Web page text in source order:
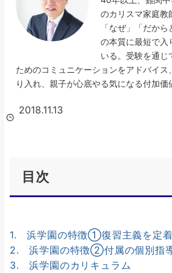
のカリスマ家庭教
「なぜ」「だか
の本質に最短で入
いる。受験を通じ
ためのコミュニケーションをアドバイス
り入れ、親子が心底やる気になる付加価
2018.11.13
目次
1. 浜学園の特徴①復習主義を定
2. 浜学園の特徴②付属の個別指
3. 浜学園のカリキュラム